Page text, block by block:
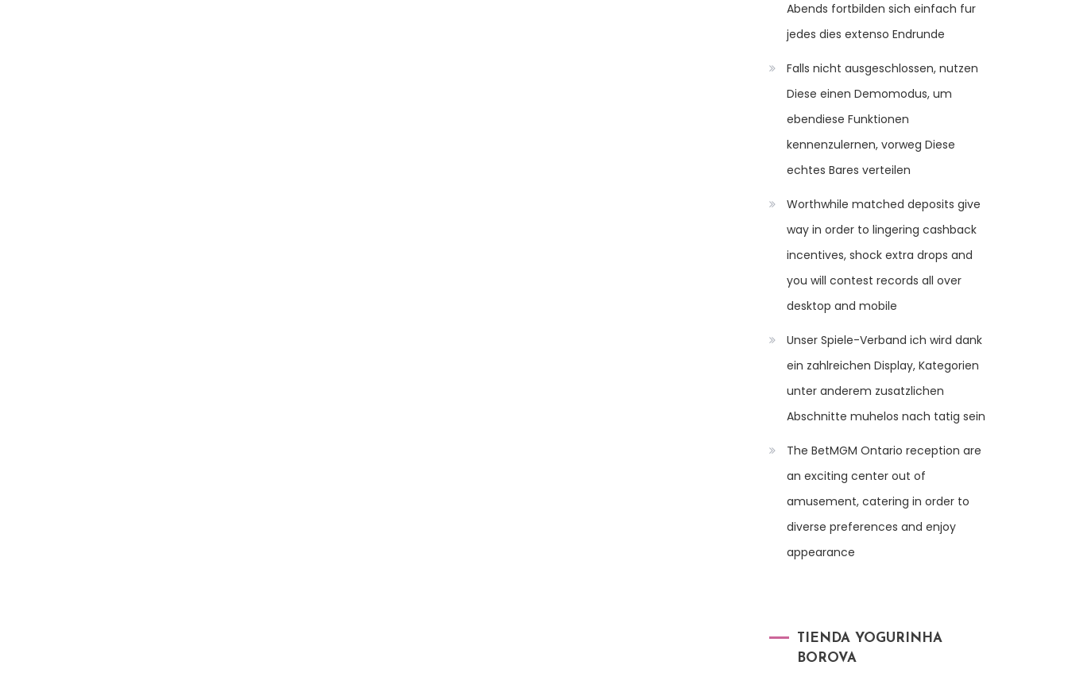
Abends fortbilden sich einfach fur
jedes dies extenso Endrunde
Falls nicht ausgeschlossen, nutzen
Diese einen Demomodus, um
ebendiese Funktionen
kennenzulernen, vorweg Diese
echtes Bares verteilen
Worthwhile matched deposits give
way in order to lingering cashback
incentives, shock extra drops and
you will contest records all over
desktop and mobile
Unser Spiele-Verband ich wird dank
ein zahlreichen Display, Kategorien
unter anderem zusatzlichen
Abschnitte muhelos nach tatig sein
The BetMGM Ontario reception are
an exciting center out of
amusement, catering in order to
diverse preferences and enjoy
appearance
TIENDA YOGURINHA
BOROVA